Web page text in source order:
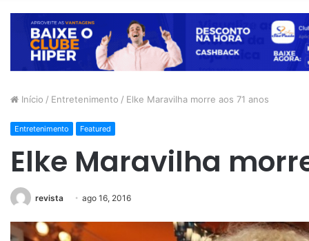
Início / Entretenimento / Elke Maravilha morre aos 71 anos
Entretenimento Featured
Elke Maravilha
revista ago 16, 2016